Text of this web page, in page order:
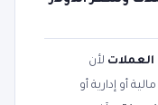
العملات لأن
أو إدارية أو